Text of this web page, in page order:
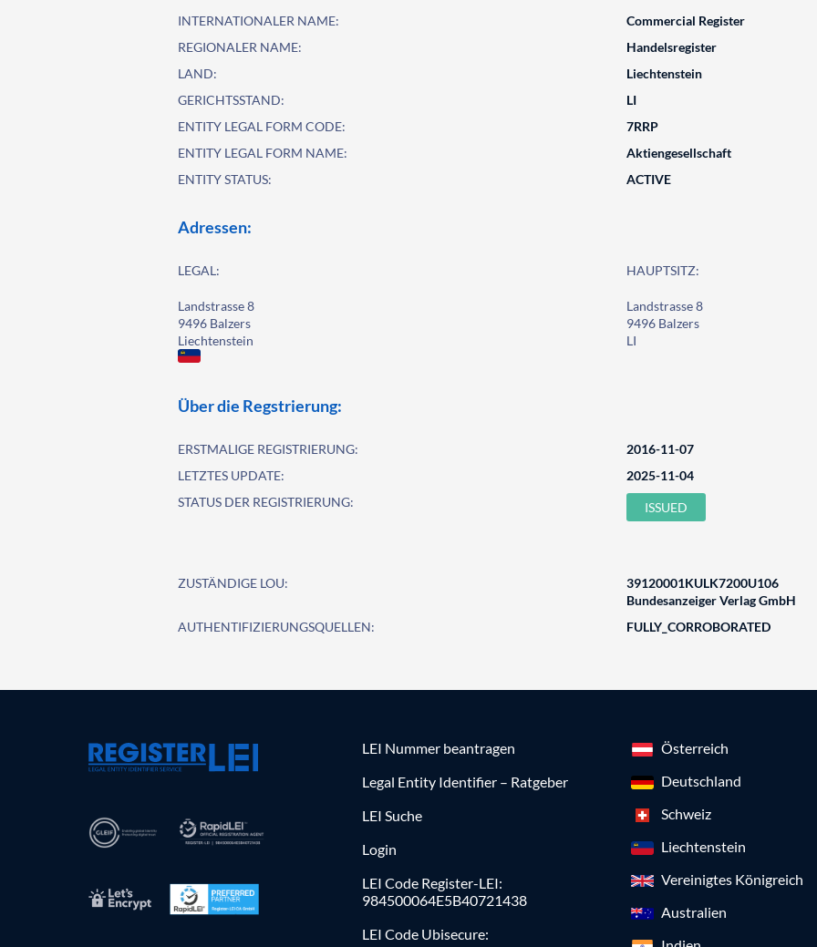
INTERNATIONALER NAME:
Commercial Register
REGIONALER NAME:
Handelsregister
LAND:
Liechtenstein
GERICHTSSTAND:
LI
ENTITY LEGAL FORM CODE:
7RRP
ENTITY LEGAL FORM NAME:
Aktiengesellschaft
ENTITY STATUS:
ACTIVE
Adressen:
LEGAL:
Landstrasse 8
9496 Balzers
Liechtenstein
HAUPTSITZ:
Landstrasse 8
9496 Balzers
LI
Über die Regstrierung:
ERSTMALIGE REGISTRIERUNG:
2016-11-07
LETZTES UPDATE:
2025-11-04
STATUS DER REGISTRIERUNG:
ISSUED
ZUSTÄNDIGE LOU:
39120001KULK7200U106
Bundesanzeiger Verlag GmbH
AUTHENTIFIZIERUNGSQUELLEN:
FULLY_CORROBORATED
LEI Nummer beantragen
Legal Entity Identifier – Ratgeber
LEI Suche
Login
LEI Code Register-LEI:
984500064E5B40721438
LEI Code Ubisecure:
Österreich
Deutschland
Schweiz
Liechtenstein
Vereinigtes Königreich
Australien